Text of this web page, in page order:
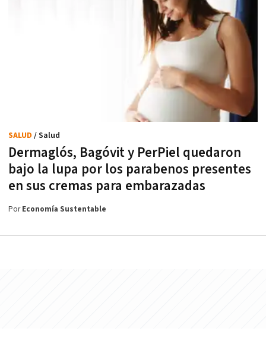
Dermaglós, Bagóvit y PerPiel quedaron
bajo la lupa por los parabenos presentes
en sus cremas para embarazadas
SALUD / Salud
PorEconomía Sustentable